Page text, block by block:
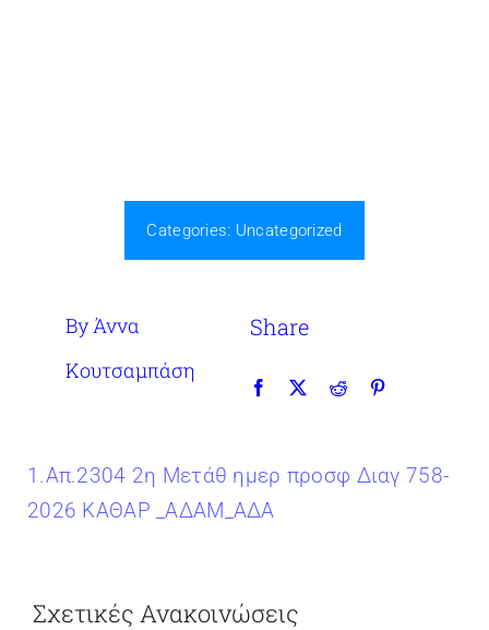
Categories: Uncategorized
By Άννα
Κουτσαμπάση
Share
1.Απ.2304 2η Μετάθ ημερ προσφ Διαγ 758-
2026 ΚΑΘΑΡ _ΑΔΑΜ_ΑΔΑ
Σχετικές Ανακοινώσεις